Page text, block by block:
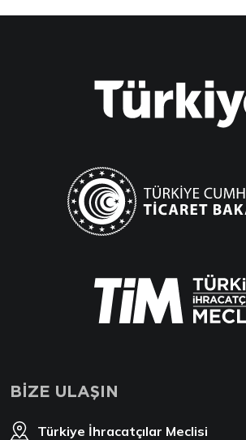
BİZE ULAŞIN
Türkiye İhracatçılar Meclisi